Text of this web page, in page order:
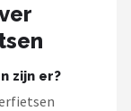
zijn er?